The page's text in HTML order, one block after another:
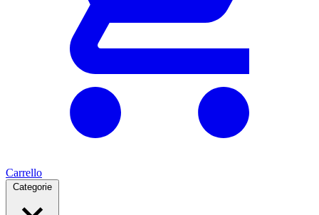
Carrello
Categorie